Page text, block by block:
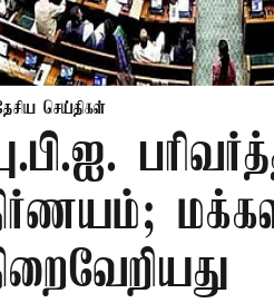
செய்திகள்